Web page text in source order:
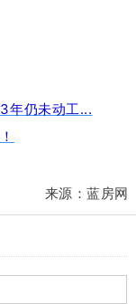
年仍未动工...
来源：蓝房网